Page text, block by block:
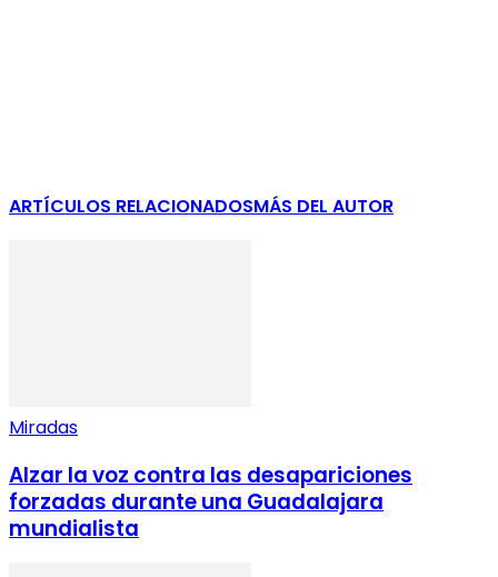
ARTÍCULOS RELACIONADOSMÁS DEL AUTOR
Miradas
Alzar la voz contra las desapariciones
forzadas durante una Guadalajara
mundialista